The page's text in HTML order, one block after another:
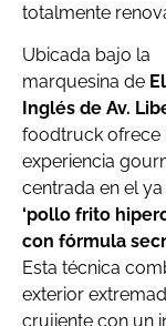
totalmente
Ubicada bajo la
marquesina de
Inglés de Av.
foodtruck ofrece
experiencia
centrada en el
‘pollo frito
con fórmula
Esta técnica
exterior
crujiente con un